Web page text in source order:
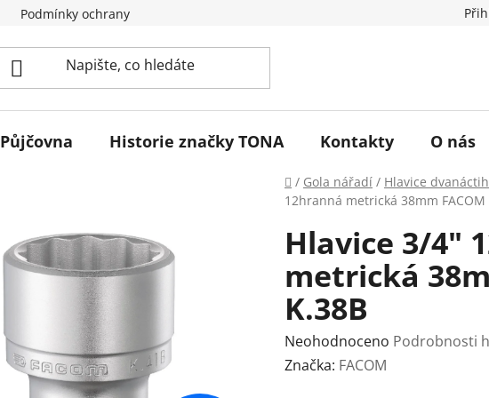
Podmínky ochrany osobních údajů
Půjčovna Historie značky TONA Kontakty O nás
Domů
/ Gola nářadí / Hlavice
12hranná metrická 38mm FACOM
Hlavice 3/4"
metrická
K.38B
Průměrné
hodnocení
Neohodnoceno Podrobnosti
Značka: FACOM